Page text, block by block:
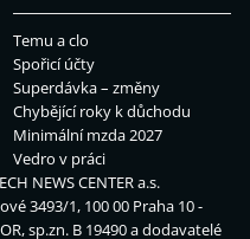
Temu a clo
Spořicí účty
Superdávka – změny
Chybějící roky k důchodu
Minimální mzda 2027
Vedro v práci
NEWS CENTER a.s.
3493/1, 100 00 Praha 10 -
sp.zn. B 19490 a dodavatelé